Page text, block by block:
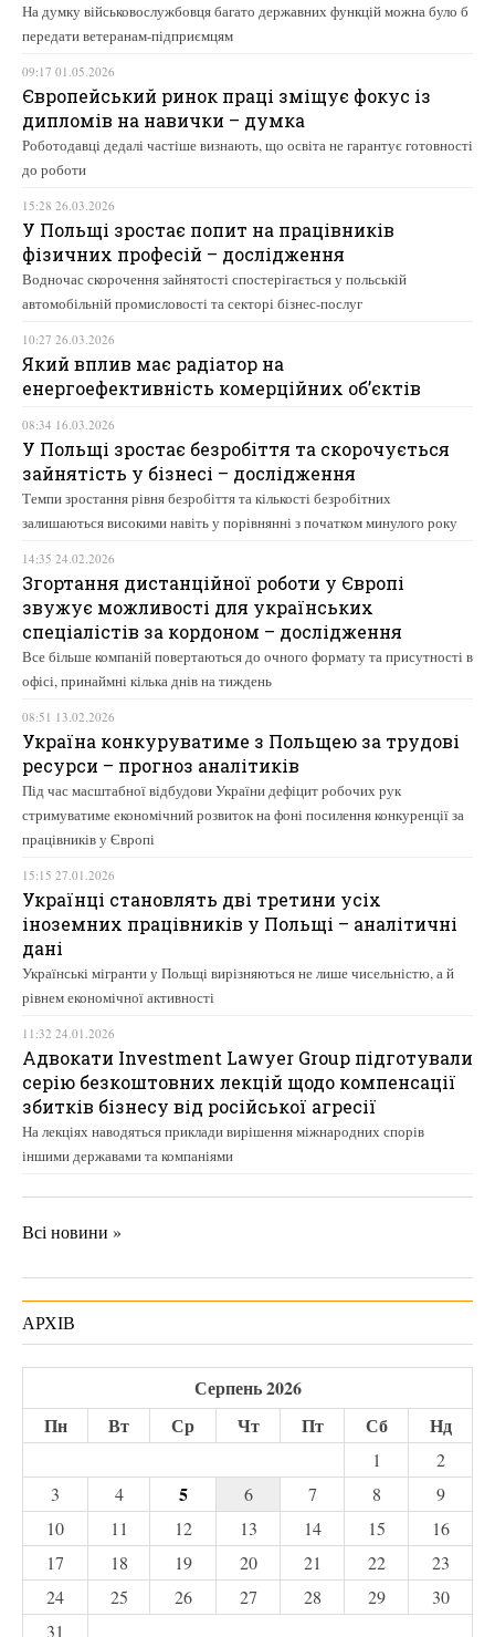
На думку військовослужбовця багато державних функцій можна було б
передати ветеранам-підприємцям
09:17 01.05.2026
Європейський ринок праці зміщує фокус із
дипломів на навички – думка
Роботодавці дедалі частіше визнають, що освіта не гарантує готовності
до роботи
15:28 26.03.2026
У Польщі зростає попит на працівників
фізичних професій – дослідження
Водночас скорочення зайнятості спостерігається у польській
автомобільній промисловості та секторі бізнес-послуг
10:27 26.03.2026
Який вплив має радіатор на
енергоефективність комерційних об’єктів
08:34 16.03.2026
У Польщі зростає безробіття та скорочується
зайнятість у бізнесі – дослідження
Темпи зростання рівня безробіття та кількості безробітних
залишаються високими навіть у порівнянні з початком минулого року
14:35 24.02.2026
Згортання дистанційної роботи у Європі
звужує можливості для українських
спеціалістів за кордоном – дослідження
Все більше компаній повертаються до очного формату та присутності в
офісі, принаймні кілька днів на тиждень
08:51 13.02.2026
Україна конкуруватиме з Польщею за трудові
ресурси – прогноз аналітиків
Під час масштабної відбудови України дефіцит робочих рук
стримуватиме економічний розвиток на фоні посилення конкуренції за
працівників у Європі
15:15 27.01.2026
Українці становлять дві третини усіх
іноземних працівників у Польщі – аналітичні
дані
Українські мігранти у Польщі вирізняються не лише чисельністю, а й
рівнем економічної активності
11:32 24.01.2026
Адвокати Investment Lawyer Group підготували
серію безкоштовних лекцій щодо компенсації
збитків бізнесу від російської агресії
На лекціях наводяться приклади вирішення міжнародних спорів
іншими державами та компаніями
Всі новини »
АРХІВ
Серпень 2026
Пн
Вт Ср Чт Пт Сб Нд
1
2
3
4 5 6 7 8
9
10
11 12 13 14 15
16
17
18 19 20 21 22
23
24
25 26 27 28 29
30
31